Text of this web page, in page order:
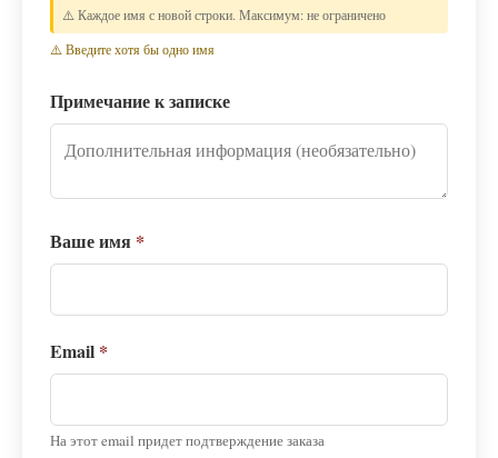
⚠️ Каждое имя с новой строки. Максимум: не ограничено
⚠️ Введите хотя бы одно имя
Примечание к записке
Ваше имя *
Email *
На этот email придет подтверждение заказа